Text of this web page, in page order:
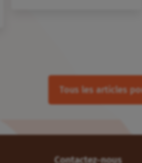
Tous les articles
Contactez-nous